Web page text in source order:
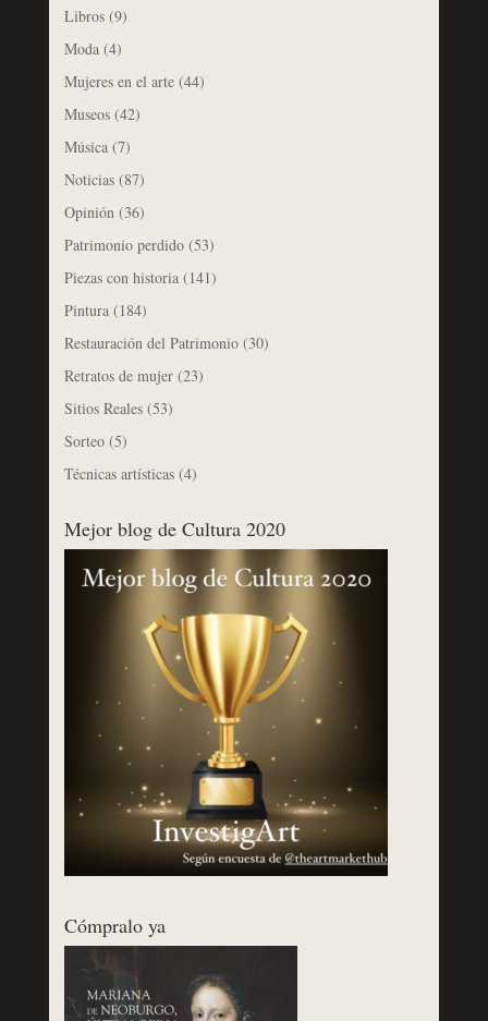
Libros(9)
Moda(4)
Mujeres en el arte(44)
Museos(42)
Música(7)
Noticias(87)
Opinión(36)
Patrimonio perdido(53)
Piezas con historia(141)
Pintura(184)
Restauración del Patrimonio(30)
Retratos de mujer(23)
Sitios Reales(53)
Sorteo(5)
Técnicas artísticas(4)
Mejor blog de Cultura 2020
Cómpralo ya